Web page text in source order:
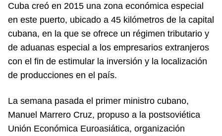
Cuba creó en 2015 una zona económica especial
en este puerto, ubicado a 45 kilómetros de la capital
cubana, en la que se ofrece un régimen tributario y
de aduanas especial a los empresarios extranjeros
con el fin de estimular la inversión y la localización
de producciones en el país.
La semana pasada el primer ministro cubano,
Manuel Marrero Cruz, propuso a la postsoviética
Unión Económica Euroasiática, organización